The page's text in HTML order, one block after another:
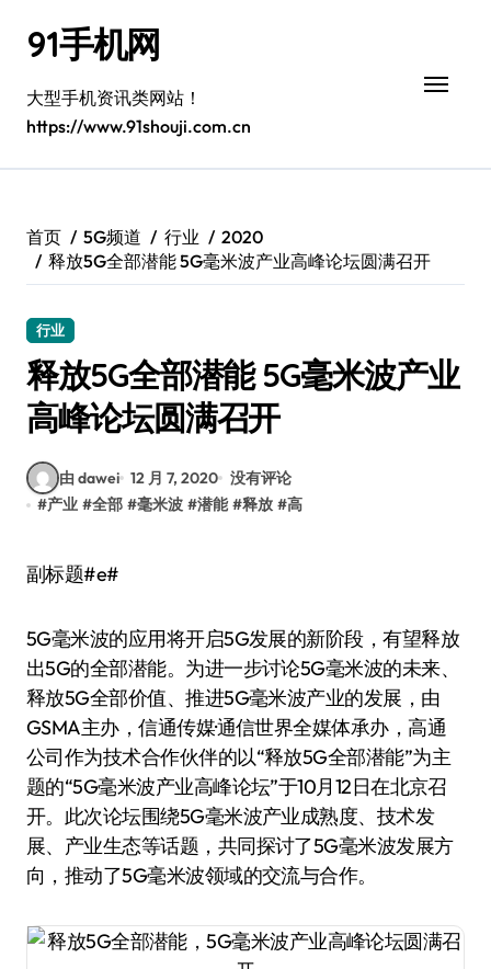
91手机网
大型手机资讯类网站！
https://www.91shouji.com.cn
首页 5G频道 行业
2020
释放5G全部潜能 5G毫米波产业高峰论坛圆满召开
行业
释放5G全部潜能 5G毫米波产业
高峰论坛圆满召开
由 dawei 12 月 7, 2020 没有评论
#产业 #全部 #毫米波 #潜能 #释放 #高
副标题#e#
5G毫米波的应用将开启5G发展的新阶段，有望释放
出5G的全部潜能。为进一步讨论5G毫米波的未来、
释放5G全部价值、推进5G毫米波产业的发展，由
GSMA主办，信通传媒·通信世界全媒体承办，高通
公司作为技术合作伙伴的以“释放5G全部潜能”为主
题的“5G毫米波产业高峰论坛”于10月12日在北京召
开。此次论坛围绕5G毫米波产业成熟度、技术发
展、产业生态等话题，共同探讨了5G毫米波发展方
向，推动了5G毫米波领域的交流与合作。